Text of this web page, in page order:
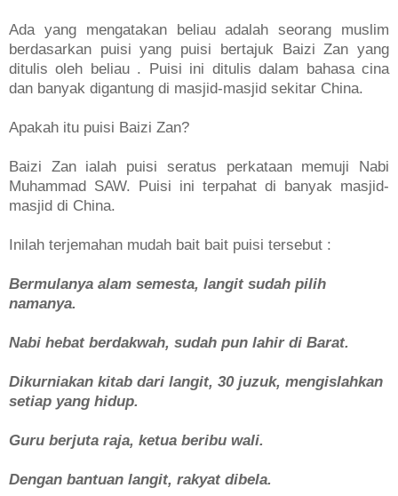
Ada yang mengatakan beliau adalah seorang muslim
berdasarkan puisi yang puisi bertajuk Baizi Zan yang
ditulis oleh beliau . Puisi ini ditulis dalam bahasa cina
dan banyak digantung di masjid-masjid sekitar China.
Apakah itu puisi Baizi Zan?
Baizi Zan ialah puisi seratus perkataan memuji Nabi
Muhammad SAW. Puisi ini terpahat di banyak masjid-
masjid di China.
Inilah terjemahan mudah bait bait puisi tersebut :
Bermulanya alam semesta, langit sudah pilih
namanya.
Nabi hebat berdakwah, sudah pun lahir di Barat.
Dikurniakan kitab dari langit, 30 juzuk, mengislahkan
setiap yang hidup.
Guru berjuta raja, ketua beribu wali.
Dengan bantuan langit, rakyat dibela.